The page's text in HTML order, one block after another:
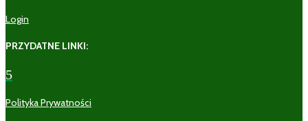
Login
PRZYDATNE LINKI:
5
Polityka Prywatności